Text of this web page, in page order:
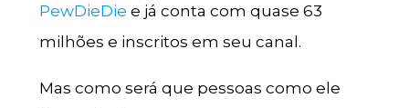
PewDieDie e já conta com quase 63
milhões e inscritos em seu canal.
Mas como será que pessoas como ele